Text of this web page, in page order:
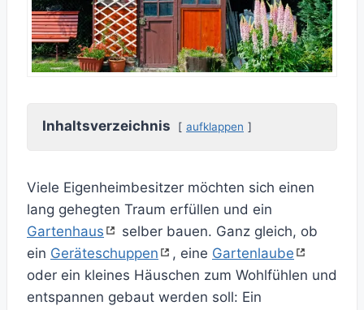
Inhaltsverzeichnis aufklappen
Viele Eigenheimbesitzer möchten sich einen
lang gehegten Traum erfüllen und ein
Gartenhaus
selber bauen. Ganz gleich, ob
ein Geräteschuppen , eine Gartenlaube
oder ein kleines Häuschen zum Wohlfühlen und
entspannen gebaut werden soll: Ein